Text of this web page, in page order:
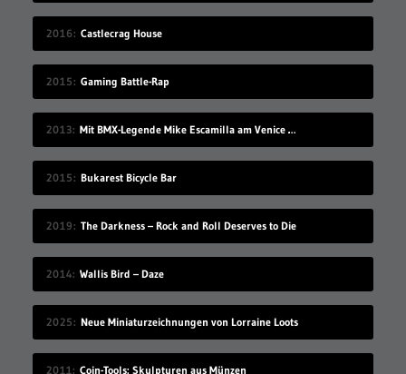
2016 Castlecrag House
2015 Gaming Battle-Rap
2013 Mit BMX-Legende Mike Escamilla am Venice Beach
2015 Bukarest Bicycle Bar
2019 The Darkness – Rock and Roll Deserves to Die
2014 Wallis Bird – Daze
2025 Neue Miniaturzeichnungen von Lorraine Loots
2011 Coin-Tools: Skulpturen aus Münzen